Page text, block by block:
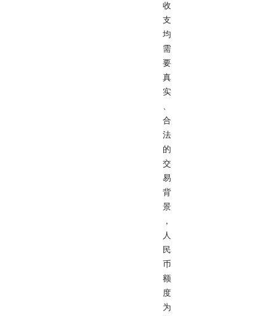
收
支
均
需
要
真
实
合
法
的
交
易
背
景
，
人
民
币
额
度
为